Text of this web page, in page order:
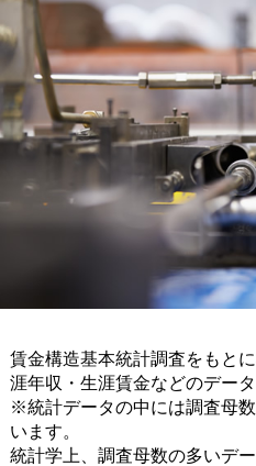
賃金構造基本統計調査をもと
涯年収・生涯賃金などのデータ
※統計データの中には調査母
います。
統計学上、調査母数の多いデ